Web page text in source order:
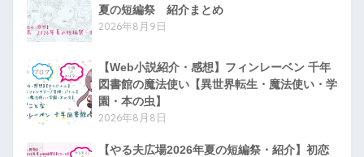
夏の短編祭 紹介まとめ
2026年8月9日
【Web小説紹介・感想】フィンレーベン 千年
図書館の魔法使い【異世界転生・魔法使い・学
園・本の虫】
2026年8月8日
【やる夫広場2026年夏の短編祭・紹介】初恋